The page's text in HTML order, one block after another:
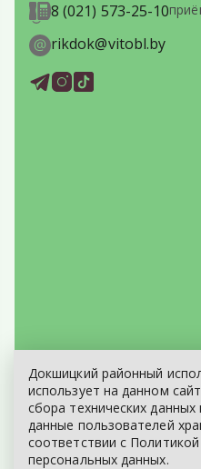
8 (021) 573-25-10
rikdok@vitobl.by
Докшицкий районный
использует на данном
сбора технических
данные пользователей
соответствии с Политикой
персональных данных.